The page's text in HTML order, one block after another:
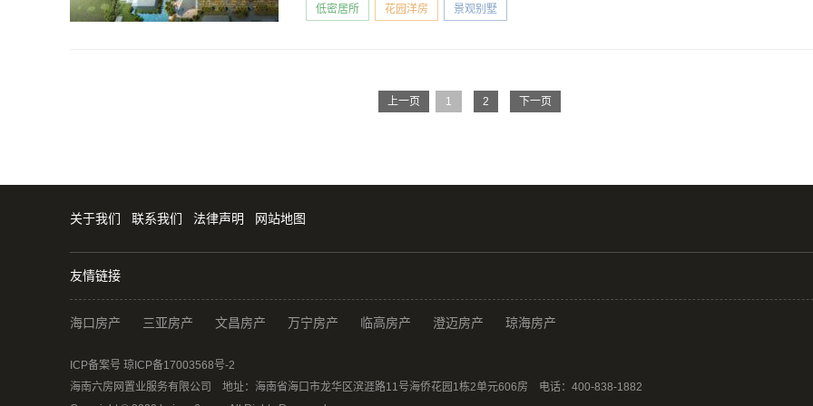
低密居所 花园洋房 景观别墅
上一页 1 2 下一页
关于我们 联系我们 法律声明 网站地图
友情链接
海口房产 三亚房产 文昌房产 万宁房产 临高房产 澄迈房产 琼海房产
ICP备案号 琼ICP备17003568号-2
海南六房网置业服务有限公司 地址：海南省海口市龙华区滨涯路11号海侨花园1栋2单元606房 电话：400-838-1882